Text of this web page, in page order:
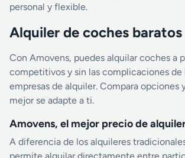
personal y flexible.
Alquiler de coches baratos
Con Amovens, puedes alquilar coches a
competitivos y sin las complicaciones de
empresas de alquiler. Compara opciones
mejor se adapte a ti.
Amovens, el mejor precio de
A diferencia de los alquileres